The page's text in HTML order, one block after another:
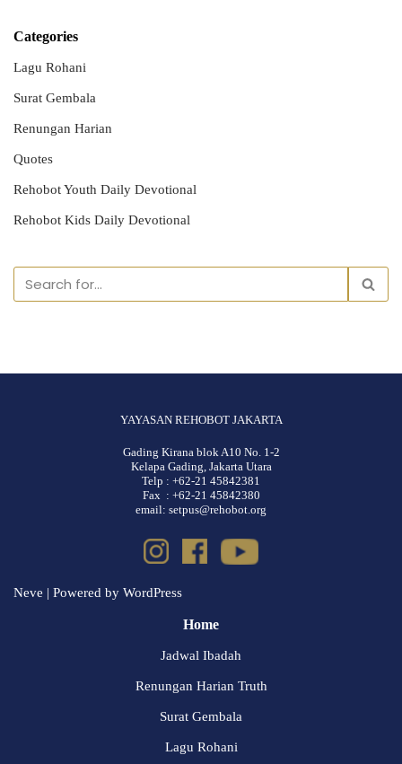
Categories
Lagu Rohani
Surat Gembala
Renungan Harian
Quotes
Rehobot Youth Daily Devotional
Rehobot Kids Daily Devotional
YAYASAN REHOBOT JAKARTA
Gading Kirana blok A10 No. 1-2
Kelapa Gading, Jakarta Utara
Telp : +62-21 45842381
Fax : +62-21 45842380
email: setpus@rehobot.org
Neve | Powered by WordPress
Home
Jadwal Ibadah
Renungan Harian Truth
Surat Gembala
Lagu Rohani